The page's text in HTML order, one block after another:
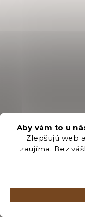
Aby vám to u
Zlepšujú web
zaujíma. Bez